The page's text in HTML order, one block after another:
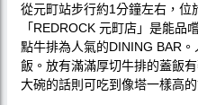
從元町站步行約1分鐘左右，位
「REDROCK 元町店」是能品
點牛排為人氣的DINING BAR
飯。放有滿滿厚切牛排的蓋飯
大碗的話則可吃到像塔一樣高的